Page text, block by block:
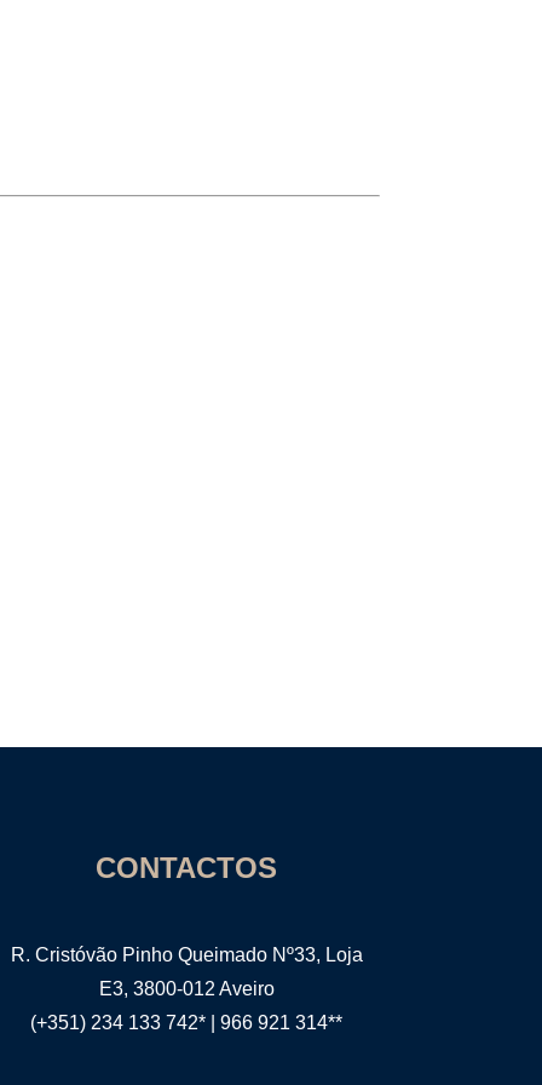
CONTACTOS
R. Cristóvão Pinho Queimado Nº33, Loja
E3, 3800-012 Aveiro
(+351) 234 133 742* |966 921 314**